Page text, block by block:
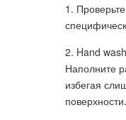
1.
2. Hand
Наполните
избегая
поверхности.